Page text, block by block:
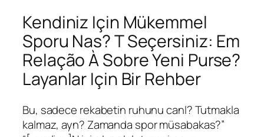
Kendiniz Için Mükemmel
Sporu Nas? T Seçersiniz: Em
Relação À Sobre Yeni Purse?
Layanlar Için Bir Rehber
Bu, sadece rekabetin ruhunu canl? Tutmakla
kalmaz, ayn? Zamanda spor müsabakas?”